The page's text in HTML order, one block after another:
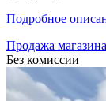
Подробное
Продажа
Без комиссии